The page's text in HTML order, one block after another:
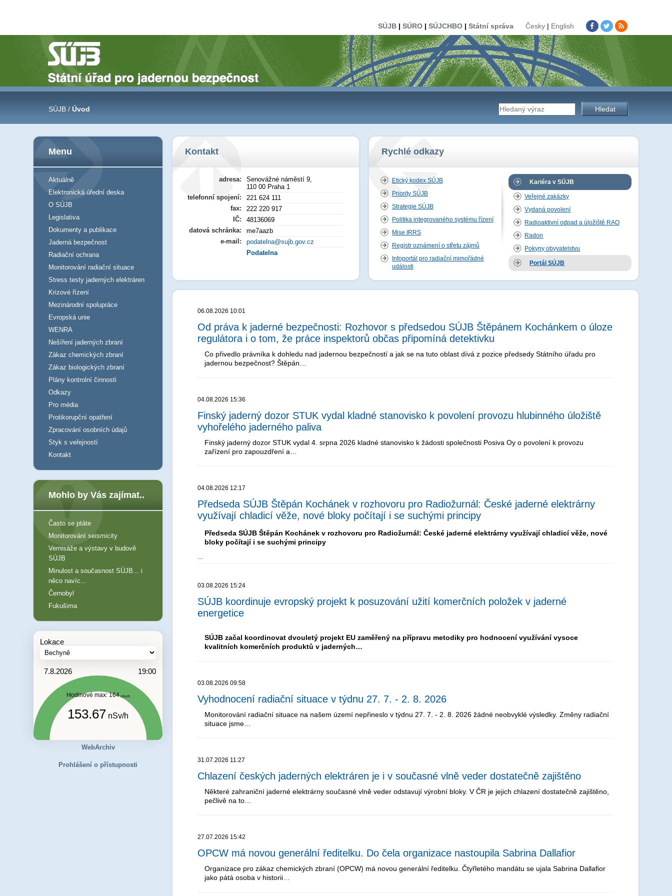
SÚJB| SÚRO| SÚJCHBO| Státní správa Česky| English
SÚJB / Úvod Vyhledávání
stránkách
úřadu
Kontakt
adresa:
Senovážné náměstí 9,
110 00 Praha 1
telefonní spojení:
221 624 111
fax:
222 220 917
IČ:
48136069
datová schránka:
me7aazb
e-mail:
podatelna@sujb.gov.cz
Podatelna
Rychlé odkazy
Etický kodex SÚJB
Priority SÚJB
Strategie SÚJB
Politika integrovaného systému řízení
Mise IRRS
Registr oznámení o střetu zájmů
Infoportál pro radiační mimořádné
události
Kariéra v SÚJB
Veřejné zakázky
Vydaná povolení
Radioaktivní odpad a úložiště RAO
Radon
Pokyny obyvatelstvu
Portál SÚJB
06.08.2026 10:01
Od práva k jaderné bezpečnosti: Rozhovor s předsedou SÚJB Štěpánem Kochánkem o úloze
regulátora i o tom, že práce inspektorů občas připomíná detektivku
Co přivedlo právníka k dohledu nad jadernou bezpečností a jak se na tuto oblast dívá z pozice předsedy Státního úřadu pro
jadernou bezpečnost? Štěpán…
04.08.2026 15:36
Finský jaderný dozor STUK vydal kladné stanovisko k povolení provozu hlubinného úložiště
vyhořelého jaderného paliva
Finský jaderný dozor STUK vydal 4. srpna 2026 kladné stanovisko k žádosti společnosti Posiva Oy o povolení k provozu
zařízení pro zapouzdření a…
04.08.2026 12:17
Předseda SÚJB Štěpán Kochánek v rozhovoru pro Radiožurnál: České jaderné elektrárny
využívají chladicí věže, nové bloky počítají i se suchými principy
Předseda SÚJB Štěpán Kochánek v rozhovoru pro Radiožurnál: České jaderné elektrárny využívají chladicí věže, nové
bloky počítají i se suchými principy
…
03.08.2026 15:24
SÚJB koordinuje evropský projekt k posuzování užití komerčních položek v jaderné
energetice
SÚJB začal koordinovat dvouletý projekt EU zaměřený na přípravu metodiky pro hodnocení využívání vysoce
kvalitních komerčních produktů v jaderných…
03.08.2026 09:58
Vyhodnocení radiační situace v týdnu 27. 7. - 2. 8. 2026
Monitorování radiační situace na našem území nepřineslo v týdnu 27. 7. - 2. 8. 2026 žádné neobvyklé výsledky. Změny radiační
situace jsme…
31.07.2026 11:27
Chlazení českých jaderných elektráren je i v současné vlně veder dostatečně zajištěno
Některé zahraniční jaderné elektrárny současné vlně veder odstavují výrobní bloky. V ČR je jejich chlazení dostatečně zajištěno,
pečlivě na to…
27.07.2026 15:42
OPCW má novou generální ředitelku. Do čela organizace nastoupila Sabrina Dallafior
Organizace pro zákaz chemických zbraní (OPCW) má novou generální ředitelku. Čtyřletého mandátu se ujala Sabrina Dallafior
jako pátá osoba v historii…
Menu
Aktuálně
Elektronická úřední deska
O SÚJB
Legislativa
Dokumenty a publikace
Jaderná bezpečnost
Radiační ochrana
Monitorování radiační situace
Stress testy jaderných elektráren
Krizové řízení
Mezinárodní spolupráce
Evropská unie
WENRA
Nešíření jaderných zbraní
Zákaz chemických zbraní
Zákaz biologických zbraní
Plány kontrolní činnosti
Odkazy
Pro média
Protikorupční opatření
Zpracování osobních údajů
Styk s veřejností
Kontakt
Mohlo by Vás zajímat..
Často se ptáte
Monitorování seismicity
Vernisáže a výstavy v budově
SÚJB
Minulost a současnost SÚJB... i
něco navíc...
Černobyl
Fukušima
Lokace
7.8.2026 19:00
153.67 nSv/h
Hodinové max: 164nSv/h
WebArchiv
Prohlášení o přístupnosti